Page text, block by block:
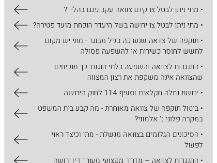
• מתי ניתן לבטל צו קיום צוואה עקב פגם בהליך?
• מתי ניתן לבטל צו ירושה בשל היעדר הוכחת מועד פטירה?
• תוקפה של צוואה שנערכה בגיל מבוגר - מתי יש מקום
לחשש לחוסר כשירות או להשפעה פסולה
• התנגדות לצוואה והשפעה בלתי הוגנת: כך מוכיחים
שהצוואה אינה משקפת את רצון המצווה
• ירושת נחלה חקלאית וסעיף 114 לחוק הירושה
• ביטול תוקפה של צוואה מאוחרת - מה קבע בית המשפט
במקרה פלוני נ' אלמוני?
• הסיכונים הגלומים בצוואה מנשלת - מתי וכיצד ראוי
לפעול
• התנגדות לצוואה – מדריך מקצועי מעורך דין ירושה